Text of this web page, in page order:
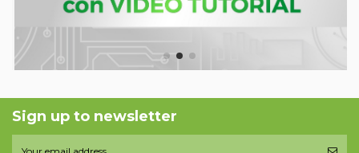
Sign up to newsletter